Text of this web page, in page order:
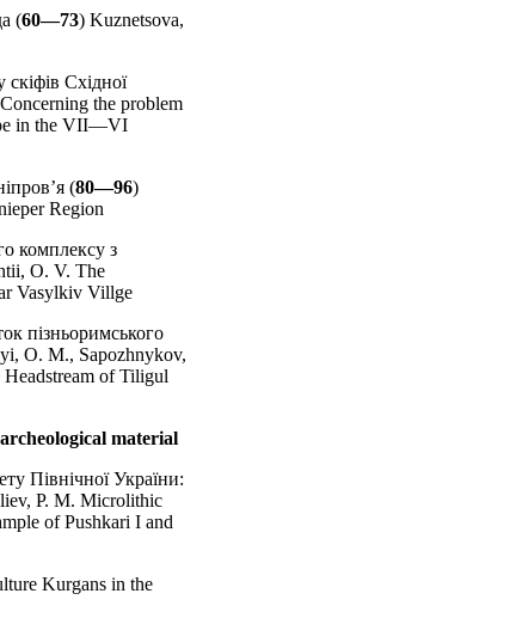
(60—73) Kuznetsova,
Східної
the problem
in the VII—VI
(80—96)
Region
комплексу з
O. V. The
Vasylkiv Villge
пізньоримського
O. M., Sapozhnykov,
of Tiligul
material
Північної України:
P. M. Microlithic
of Pushkari I and
Kurgans in the